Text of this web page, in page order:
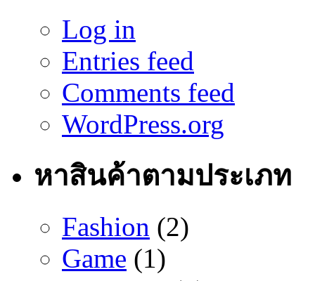
Log in
Entries feed
Comments feed
WordPress.org
หาสินค้าตามประเภท
Fashion (2)
Game (1)